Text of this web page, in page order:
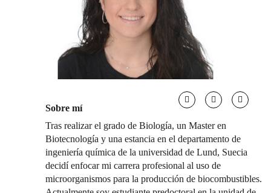
Sobre mí
Tras realizar el grado de Biología, un Master en
Biotecnología y una estancia en el departamento de
ingeniería química de la universidad de Lund, Suecia
decidí enfocar mi carrera profesional al uso de
microorganismos para la producción de biocombustibles.